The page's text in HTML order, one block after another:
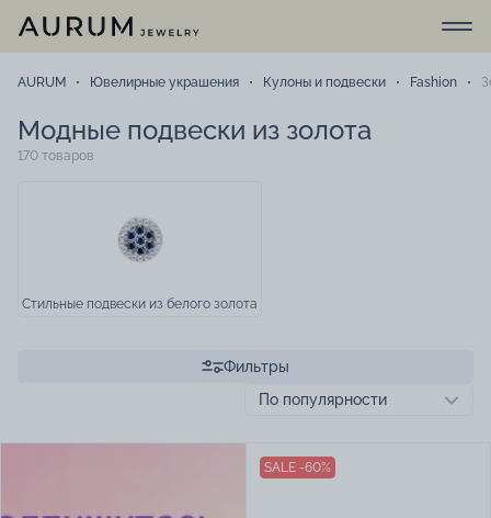
AURUM Ювелирные украшения Кулоны и подвески Fashion
Модные подвески из золота
170 товаров
Фильтры
Стильные подвески из белого золота
SALE -60%